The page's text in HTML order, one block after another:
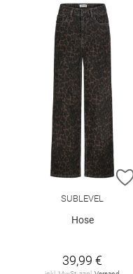
SUBLEVEL
Hose
39,99 €